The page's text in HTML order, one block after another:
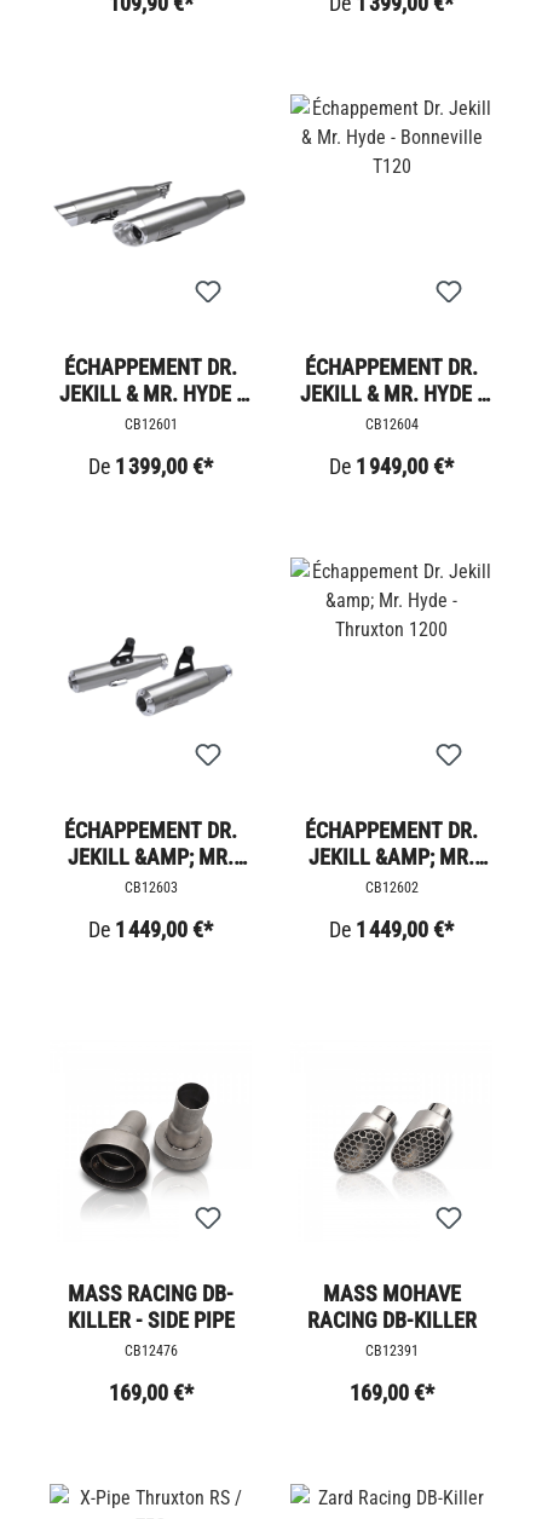
ÉCHAPPEMENT DR.
JEKILL & MR. HYDE -
SPEEDM.
CB12601
De 1 399,00 €*
ÉCHAPPEMENT DR.
JEKILL & MR. HYDE -
BONNEVILLE T120
CB12604
De 1 949,00 €*
ÉCHAPPEMENT DR.
JEKILL &AMP; MR.
HYDE - SPEED TWIN
CB12603
De 1 449,00 €*
ÉCHAPPEMENT DR.
JEKILL &AMP; MR.
HYDE - THRUXTON
CB12602
De 1 449,00 €*
MASS RACING DB-
KILLER - SIDE PIPE
CB12476
169,00 €*
MASS MOHAVE
RACING DB-KILLER
CB12391
169,00 €*